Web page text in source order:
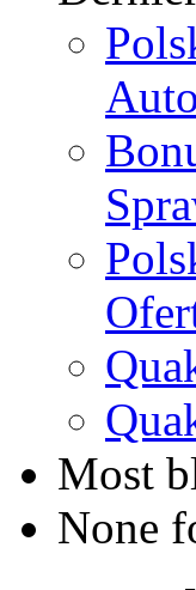
Most
None